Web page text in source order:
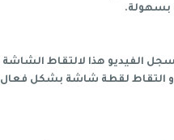
بسهولة.
الفيديو هذا لالتقاط الشاشة
التقاط لقطة شاشة بشكل فعال